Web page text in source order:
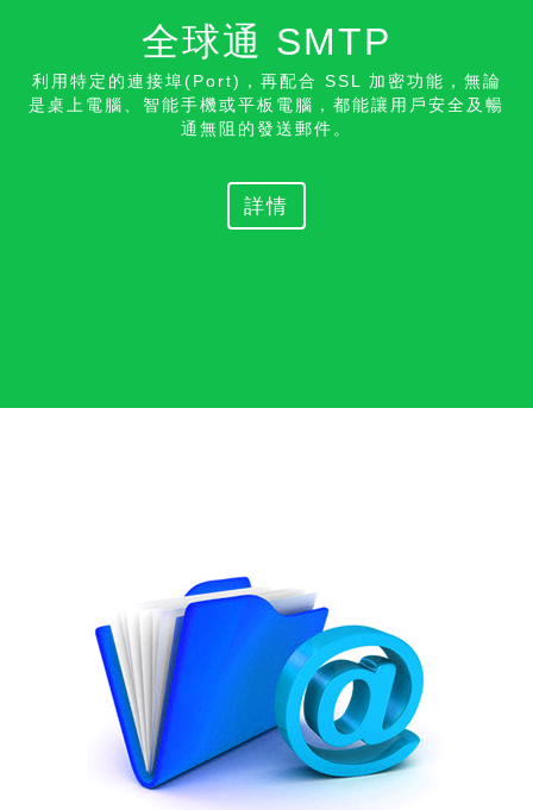
全球通 SMTP
利用特定的連接埠(Port)，再配合 SSL 加密功能，無論
是桌上電腦、智能手機或平板電腦，都能讓用戶安全及暢
通無阻的發送郵件。
詳情